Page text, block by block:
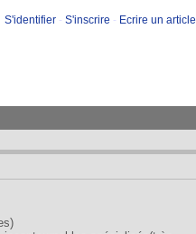
S'identifier - S'inscrire - Ecrire un article